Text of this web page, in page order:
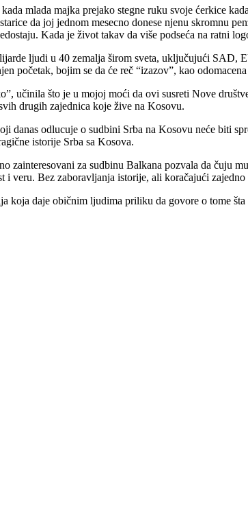
mlada majka prejako stegne ruku svoje ćerkice
da joj jednom mesecno donese njenu skromnu
Kada je život takav da više podseća na ratni
ljudi u 40 zemalja širom sveta, uključujući SAD,
početak, bojim se da će reč “izazov”, kao
učinila što je u mojoj moći da ovi susreti Nove
drugih zajednica koje žive na Kosovu.
danas odlucuje o sudbini Srba na Kosovu neće biti
istorije Srba sa Kosova.
zainteresovani za sudbinu Balkana pozvala da čuju
i veru. Bez zaboravljanja istorije, ali koračajući
koja daje običnim ljudima priliku da govore o tome